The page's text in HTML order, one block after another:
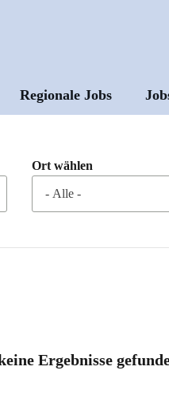
Regionale Jobs
Ort wählen
Ergebnisse